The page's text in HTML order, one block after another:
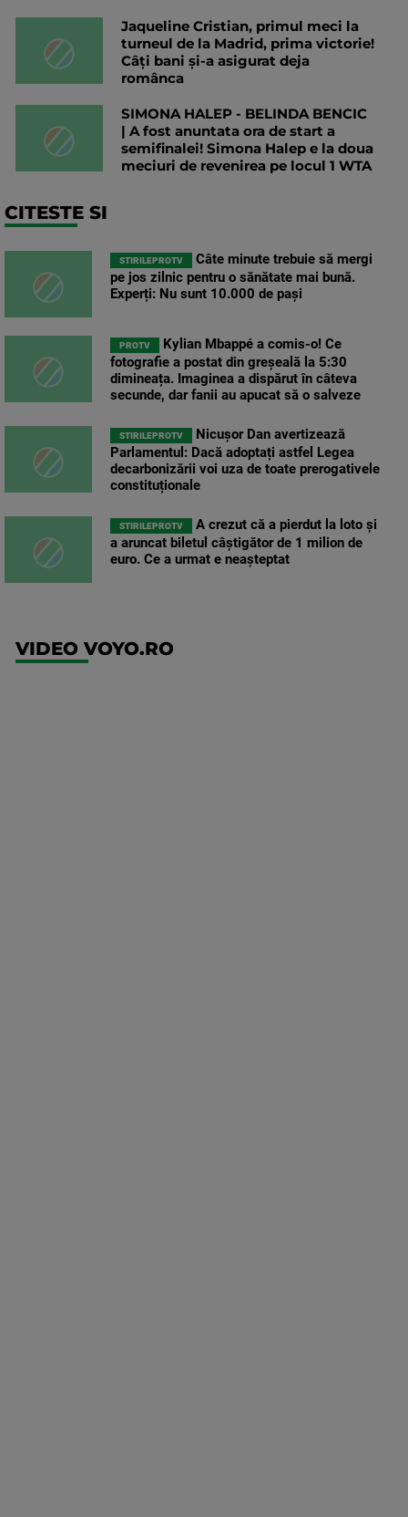
Jaqueline Cristian, primul meci la
turneul de la Madrid, prima victorie!
Câți bani și-a asigurat deja
românca
SIMONA HALEP - BELINDA BENCIC
| A fost anuntata ora de start a
semifinalei! Simona Halep e la doua
meciuri de revenirea pe locul 1 WTA
CITESTE SI
STIRILEPROTV
Câte minute trebuie să mergi
pe jos zilnic pentru o sănătate mai bună.
Experți: Nu sunt 10.000 de pași
PROTV
Kylian Mbappé a comis-o! Ce
fotografie a postat din greșeală la 5:30
dimineața. Imaginea a dispărut în câteva
secunde, dar fanii au apucat să o salveze
STIRILEPROTV
Nicușor Dan avertizează
Parlamentul: Dacă adoptați astfel Legea
decarbonizării voi uza de toate prerogativele
constituționale
STIRILEPROTV
A crezut că a pierdut la loto și
a aruncat biletul câștigător de 1 milion de
euro. Ce a urmat e neașteptat
VIDEO VOYO.RO